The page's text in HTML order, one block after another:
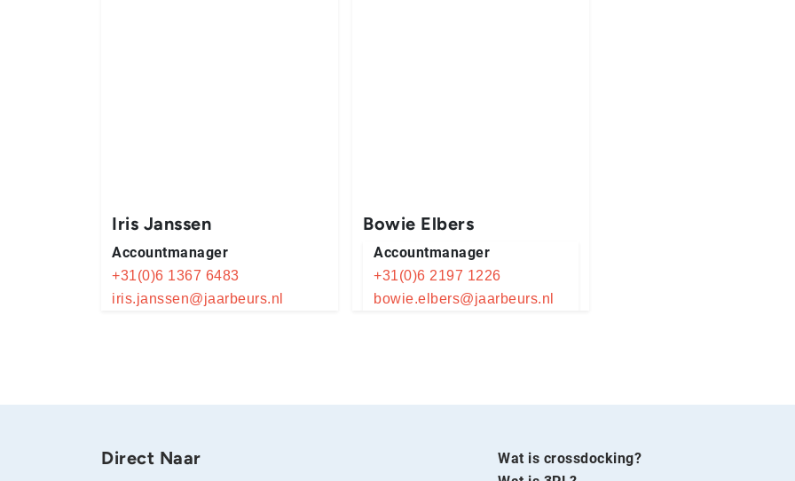
Iris Janssen
Accountmanager
+31(0)6 1367 6483
iris.janssen@jaarbeurs.nl
Bowie Elbers
Accountmanager
+31(0)6 2197 1226
bowie.elbers@jaarbeurs.nl
Direct Naar
Wat is crossdocking?